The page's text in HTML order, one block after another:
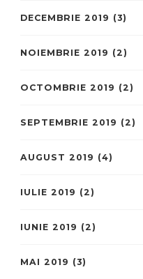
DECEMBRIE 2019 (3)
NOIEMBRIE 2019 (2)
OCTOMBRIE 2019 (2)
SEPTEMBRIE 2019 (2)
AUGUST 2019 (4)
IULIE 2019 (2)
IUNIE 2019 (2)
MAI 2019 (3)